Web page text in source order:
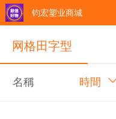
钧宏塑业商城
网格田字型
名稱 時間